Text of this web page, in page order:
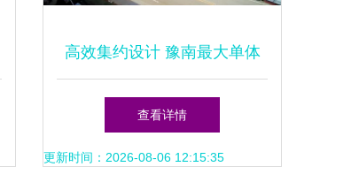
高效集约设计 豫南最大单体
分布式光伏电站技术解析
查看详情
更新时间：2026-08-06 12:15:35